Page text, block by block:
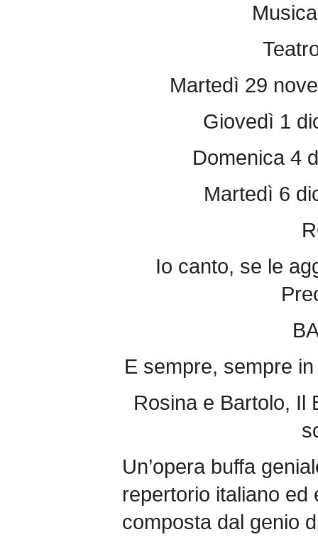
Martedì 29
Giovedì 1
Domenica 4
Martedì 6
Io canto, se le
E sempre, sempre
Rosina e Bartolo, Il
Un’opera buffa
repertorio italiano ed
composta dal genio